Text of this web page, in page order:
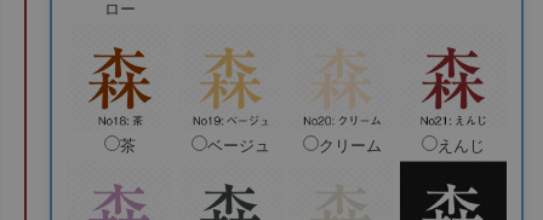
ロー
茶 ベージュ クリーム えんじ